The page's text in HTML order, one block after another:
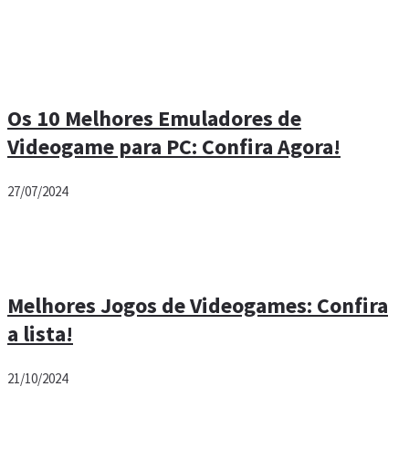
Os 10 Melhores Emuladores de
Videogame para PC: Confira Agora!
27/07/2024
Melhores Jogos de Videogames: Confira
a lista!
21/10/2024